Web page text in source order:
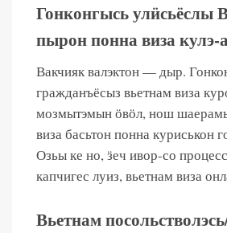
Гонконгысь улӥсьёслы
пырон понна виза кулэ-
Вакчияк валэктон — дыр.
гражданъёсыз вьетнам виза
мозмытэмын ӧвӧл, нош
виза басьтон понна куриськон
Озьы ке но, ӟеч ивор-со
капчигес луиз, вьетнам виза
Вьетнам